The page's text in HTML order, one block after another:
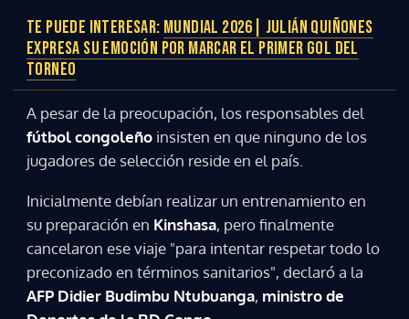
TE PUEDE INTERESAR: MUNDIAL 2026| JULIÁN QUIÑONES
EXPRESA SU EMOCIÓN POR MARCAR EL PRIMER GOL DEL
TORNEO
A pesar de la preocupación, los responsables del
fútbol congoleño insisten en que ninguno de los
jugadores de selección reside en el país.
Inicialmente debían realizar un entrenamiento en
su preparación en Kinshasa, pero finalmente
cancelaron ese viaje "para intentar respetar todo lo
preconizado en términos sanitarios", declaró a la
AFP Didier Budimbu Ntubuanga, ministro de